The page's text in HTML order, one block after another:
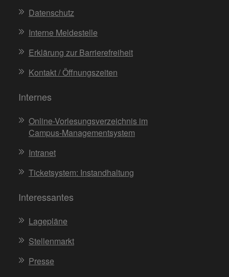
Datenschutz
Interne Meldestelle
Erklärung zur Barrierefreiheit
Kontakt / Öffnungszeiten
Internes
Online-Vorlesungsverzeichnis im
Campus-Managementsystem
Intranet
Ticketsystem: Instandhaltung
Interessantes
Lagepläne
Stellenmarkt
Presse